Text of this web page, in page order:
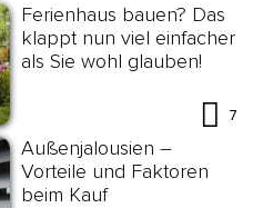
Ferienhaus bauen? Das
klappt nun viel einfacher
als Sie wohl glauben!
7
Außenjalousien –
Vorteile und Faktoren
beim Kauf